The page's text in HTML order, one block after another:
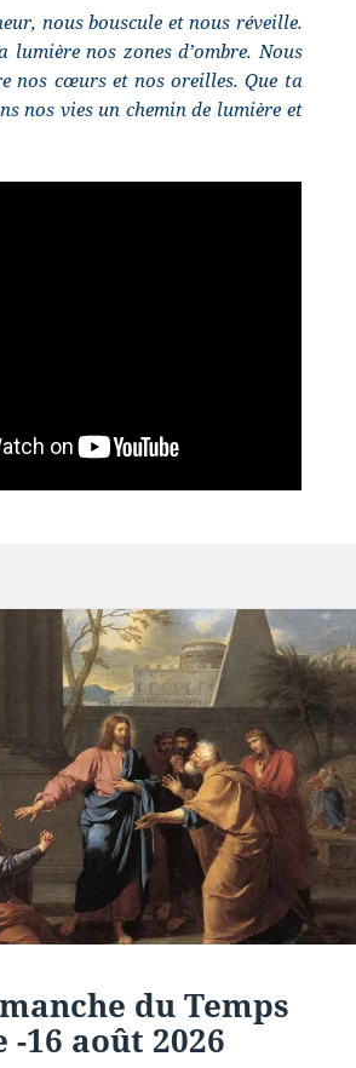
nous bouscule et nous réveille.
lumière nos zones d’ombre. Nous
nos cœurs et nos oreilles. Que ta
nos vies un chemin de lumière et
du Temps
16 août 2026